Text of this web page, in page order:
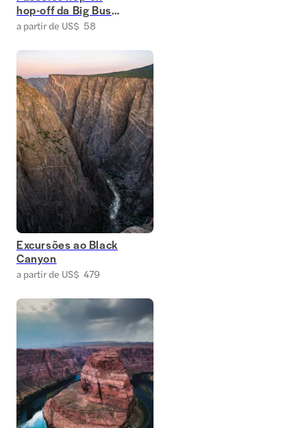
hop-off da Big Bus
em Las Vegas
a partir de US$ 58
Excursões ao Black
Canyon
a partir de US$ 479